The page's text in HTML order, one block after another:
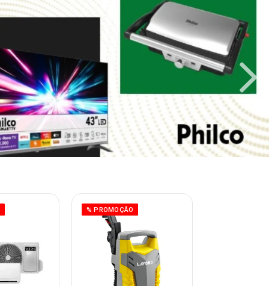
% PROMOÇÃO